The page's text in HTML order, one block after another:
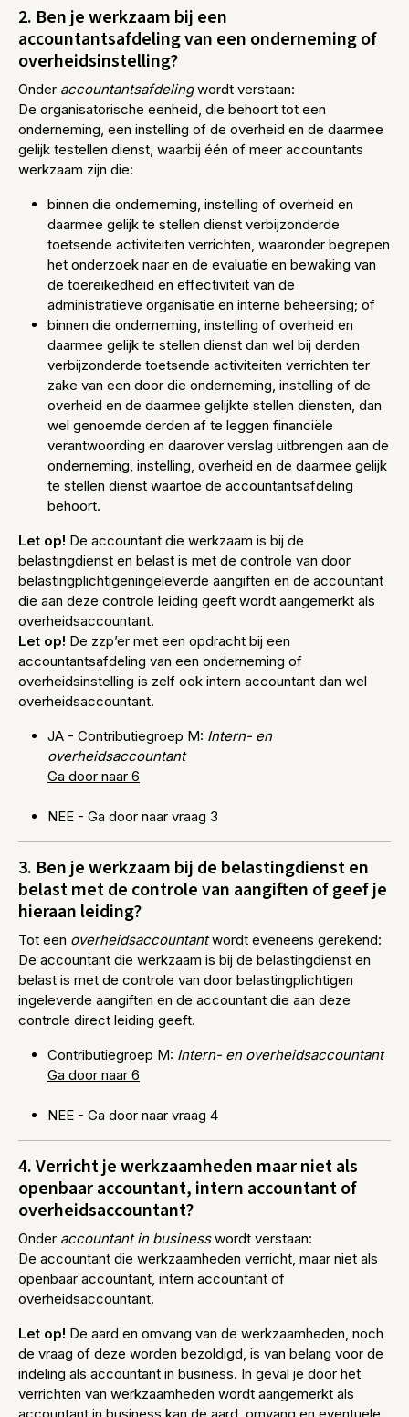
2. Ben je werkzaam bij een
accountantsafdeling van een onderneming of
overheidsinstelling?
Onder accountantsafdelingwordt verstaan:
De organisatorische eenheid, die behoort tot een
onderneming, een instelling of de overheid en de daarmee
gelijk testellen dienst, waarbij één of meer accountants
werkzaam zijn die:
binnen die onderneming, instelling of overheid en
daarmee gelijk te stellen dienst verbijzonderde
toetsende activiteiten verrichten, waaronder begrepen
het onderzoek naar en de evaluatie en bewaking van
de toereikedheid en effectiviteit van de
administratieve organisatie en interne beheersing; of
binnen die onderneming, instelling of overheid en
daarmee gelijk te stellen dienst dan wel bij derden
verbijzonderde toetsende activiteiten verrichten ter
zake van een door die onderneming, instelling of de
overheid en de daarmee gelijkte stellen diensten, dan
wel genoemde derden af te leggen financiële
verantwoording en daarover verslag uitbrengen aan de
onderneming, instelling, overheid en de daarmee gelijk
te stellen dienst waartoe de accountantsafdeling
behoort.
Let op! De accountant die werkzaam is bij de
belastingdienst en belast is met de controle van door
belastingplichtigeningeleverde aangiften en de accountant
die aan deze controle leiding geeft wordt aangemerkt als
overheidsaccountant.
Let op! De zzp’er met een opdracht bij een
accountantsafdeling van een onderneming of
overheidsinstelling is zelf ook intern accountant dan wel
overheidsaccountant.
JA - Contributiegroep M: Intern- en
overheidsaccountant
Ga door naar 6
NEE - Ga door naar vraag 3
3. Ben je werkzaam bij de belastingdienst en
belast met de controle van aangiften of geef je
hieraan leiding?
Tot een overheidsaccountantwordt eveneens gerekend:
De accountant die werkzaam is bij de belastingdienst en
belast is met de controle van door belastingplichtigen
ingeleverde aangiften en de accountant die aan deze
controle direct leiding geeft.
Contributiegroep M: Intern- en overheidsaccountant
Ga door naar 6
NEE - Ga door naar vraag 4
4. Verricht je werkzaamheden maar niet als
openbaar accountant, intern accountant of
overheidsaccountant?
Onder accountant in businesswordt verstaan:
De accountant die werkzaamheden verricht, maar niet als
openbaar accountant, intern accountant of
overheidsaccountant.
Let op! De aard en omvang van de werkzaamheden, noch
de vraag of deze worden bezoldigd, is van belang voor de
indeling als accountant in business. In geval je door het
verrichten van werkzaamheden wordt aangemerkt als